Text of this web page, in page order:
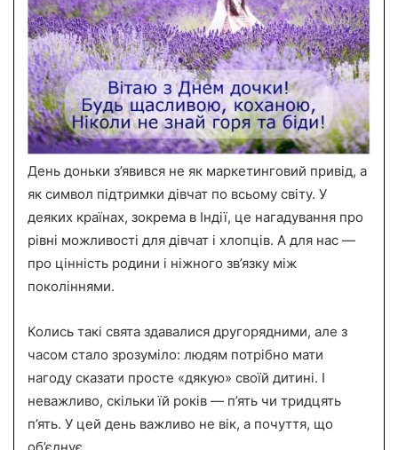
День доньки з’явився не як маркетинговий привід, а
як символ підтримки дівчат по всьому світу. У
деяких країнах, зокрема в Індії, це нагадування про
рівні можливості для дівчат і хлопців. А для нас —
про цінність родини і ніжного зв’язку між
поколіннями.
Колись такі свята здавалися другорядними, але з
часом стало зрозуміло: людям потрібно мати
нагоду сказати просте «дякую» своїй дитині. І
неважливо, скільки їй років — п’ять чи тридцять
п’ять. У цей день важливо не вік, а почуття, що